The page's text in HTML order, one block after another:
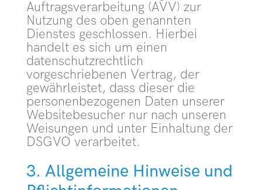
Auftragsverarbeitung (AVV) zur
Nutzung des oben genannten
Dienstes geschlossen. Hierbei
handelt es sich um einen
datenschutzrechtlich
vorgeschriebenen Vertrag, der
gewährleistet, dass dieser die
personenbezogenen Daten unserer
Websitebesucher nur nach unseren
Weisungen und unter Einhaltung der
DSGVO verarbeitet.
3. Allgemeine Hinweise und